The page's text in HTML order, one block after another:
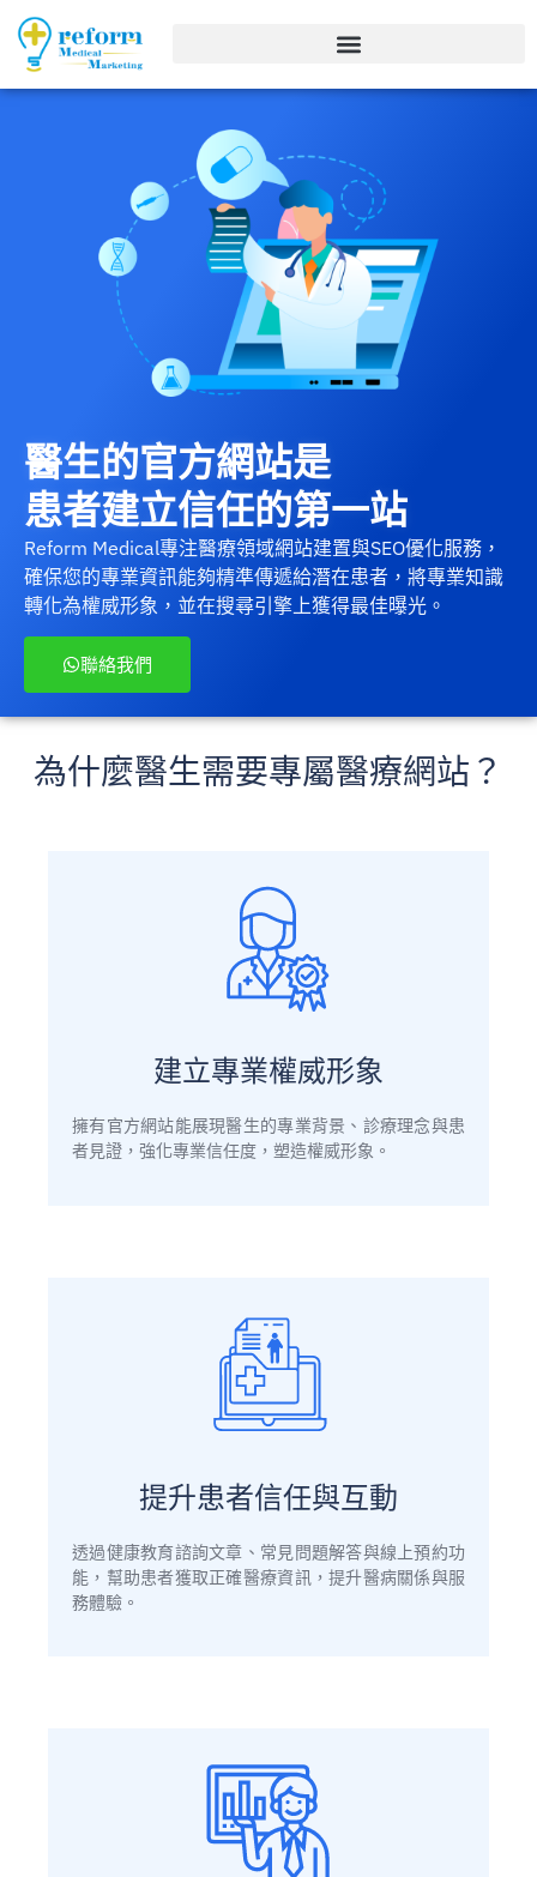
醫生的官方網站是
患者建立信任的第一站
Reform Medical專注醫療領域網站建置與SEO優化服務，
確保您的專業資訊能夠精準傳遞給潛在患者，將專業知識
轉化為權威形象，並在搜尋引擎上獲得最佳曝光。
聯絡我們
為什麼醫生需要專屬醫療網站？
建立專業權威形象
擁有官方網站能展現醫生的專業背景、診療理念與患
者見證，強化專業信任度，塑造權威形象。
提升患者信任與互動
透過健康教育諮詢文章、常見問題解答與線上預約功
能，幫助患者獲取正確醫療資訊，提升醫病關係與服
務體驗。